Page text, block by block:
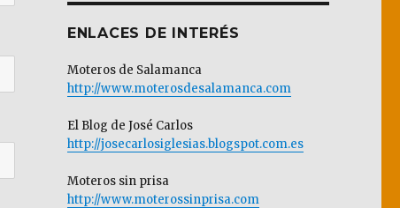
ENLACES DE INTERÉS
Moteros de Salamanca
http://www.moterosdesalamanca.com
El Blog de José Carlos
http://josecarlosiglesias.blogspot.com.es
Moteros sin prisa
http://www.moterossinprisa.com